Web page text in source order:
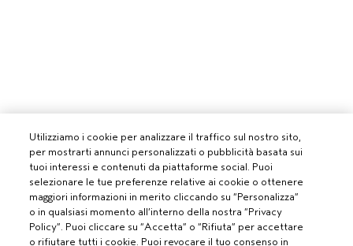
Utilizziamo i cookie per analizzare il traffico sul nostro sito,
per mostrarti annunci personalizzati o pubblicità basata sui
tuoi interessi e contenuti da piattaforme social. Puoi
selezionare le tue preferenze relative ai cookie o ottenere
maggiori informazioni in merito cliccando su “Personalizza”
o in qualsiasi momento all’interno della nostra “Privacy
Policy”. Puoi cliccare su “Accetta” o “Rifiuta” per accettare
o rifiutare tutti i cookie. Puoi revocare il tuo consenso in